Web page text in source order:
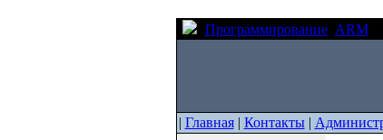
Программирование ARM
| Главная| Контакты|